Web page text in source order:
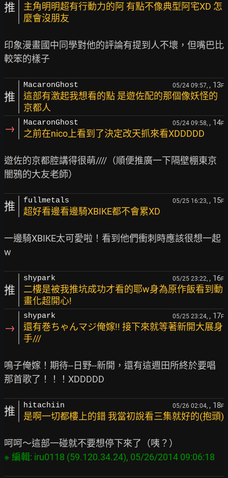
推
主角明明超有行動力的阿 有點不像典型阿宅XD 怎
麼會沒朋友
印象漫畫國中同學對他的評論有提到人不壞，但嘴巴比
推
MacaronGhost 05/24 09:57, , 13F
這部有激起我想看的點 是遊佐配的那個像妖怪的
京都人
→ MacaronGhost 05/24 09:58, , 14F
之前在nico上看到了決定改天抓來看XDDDDD
遊佐的京都腔講得很萌////（順便推廣一下隔壁棚東京
推 fullmetals 05/25 16:23, , 15F
超好看邊看邊騎XBIKE都不會累XD
一邊騎XBIKE太可愛啦！看到他們衝刺時應該很想一起
推
shypark 05/25 23:22, , 16F
二樓是被我推坑成功才看的耶w身為原作飯看到動
畫化超開心!
→
shypark 05/25 23:24, , 17F
還有巻ちゃんマジ俺嫁!! 接下來就等著新開大展身
手///
鳴子俺嫁！期待--日野--新開，還有這週田所終於要唱
推 hitachiin 05/26 02:04, , 18F
是啊一切都樓上的錯 我當初說看三集就好的(抱頭)